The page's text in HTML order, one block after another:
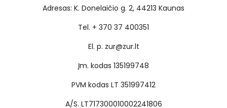
Adresas: K. Donelaičio g. 2, 44213 Kaunas
Tel. + 370 37 400351
El. p. zur@zur.lt
Įm. kodas 135199748
PVM kodas LT 351997412
A/S. LT717300010002241806